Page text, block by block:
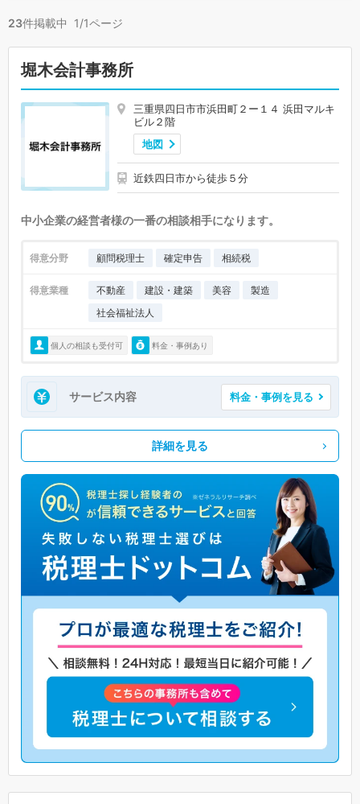
23件掲載中 1/1ページ
堀木会計事務所
三重県四日市市浜田町２ー１４ 浜田マルキ
ビル２階
地図
近鉄四日市から徒歩５分
中小企業の経営者様の一番の相談相手になります。
得意分野 顧問税理士 確定申告 相続税
得意業種 不動産 建設・建築 美容
製造
社会福祉法人
個人の相談も受付可 料金・事例あり
サービス内容 料金・事例を見る
詳細を見る